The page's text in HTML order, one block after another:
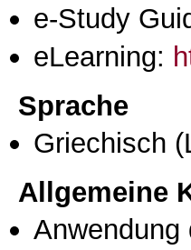
e-Study
eLearning:
Sprache
Griechisch
Allgemeine